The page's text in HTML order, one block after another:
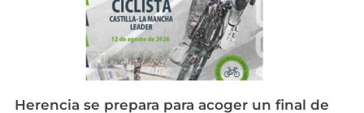
Herencia se prepara para acoger un final de